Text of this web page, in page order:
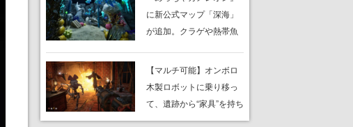
に新公式マップ「深海」
が追加。クラゲや熱帯魚
や大きな貝も
【マルチ可能】オンボロ
木製ロボットに乗り移っ
て、遺跡から“家具”を持ち
帰るホラーアクションゲ